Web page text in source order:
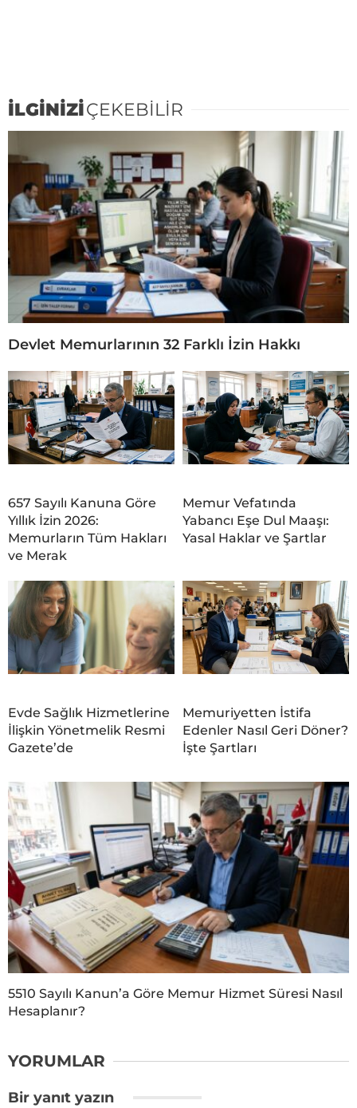
İLGİNİZİÇEKEBİLİR
Devlet Memurlarının 32 Farklı İzin Hakkı
657 Sayılı Kanuna Göre
Yıllık İzin 2026:
Memurların Tüm Hakları
ve Merak
Memur Vefatında
Yabancı Eşe Dul Maaşı:
Yasal Haklar ve Şartlar
Evde Sağlık Hizmetlerine
İlişkin Yönetmelik Resmi
Gazete’de
Memuriyetten İstifa
Edenler Nasıl Geri Döner?
İşte Şartları
5510 Sayılı Kanun’a Göre Memur Hizmet Süresi Nasıl
Hesaplanır?
YORUMLAR
Bir yanıt yazın